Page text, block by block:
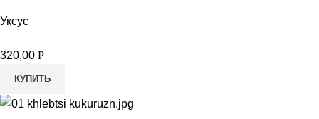
Уксус
320,00 Р
КУПИТЬ